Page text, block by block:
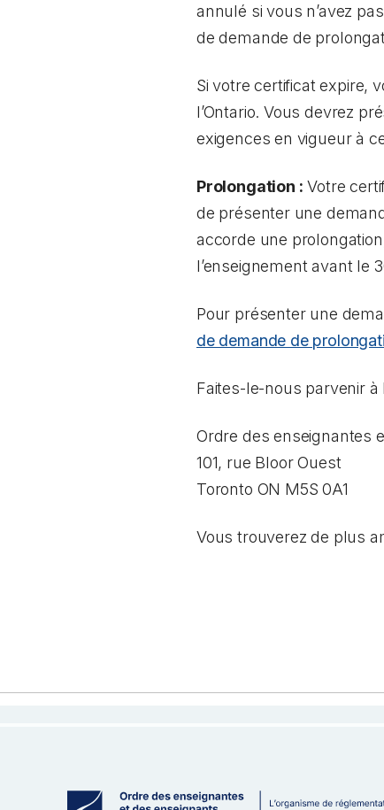
annulé si vous n’avez
de demande de
Si votre certificat expire,
l’Ontario. Vous devrez
exigences en vigueur à
Prolongation : Votre
de présenter une
accorde une
l’enseignement avant le
Pour présenter une
de demande de
Faites-le-nous parvenir à
Ordre des enseignantes
101, rue Bloor Ouest
Toronto ON M5S 0A1
Vous trouverez de plus